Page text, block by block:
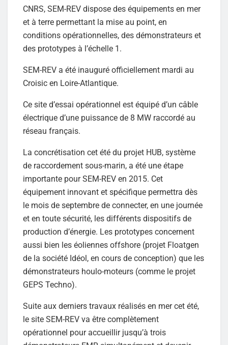
CNRS, SEM-REV dispose des équipements en mer
et à terre permettant la mise au point, en
conditions opérationnelles, des démonstrateurs et
des prototypes à l’échelle 1.
SEM-REV a été inauguré officiellement mardi au
Croisic en Loire-Atlantique.
Ce site d’essai opérationnel est équipé d’un câble
électrique d’une puissance de 8 MW raccordé au
réseau français.
La concrétisation cet été du projet HUB, système
de raccordement sous-marin, a été une étape
importante pour SEM-REV en 2015. Cet
équipement innovant et spécifique permettra dès
le mois de septembre de connecter, en une journée
et en toute sécurité, les différents dispositifs de
production d’énergie. Les prototypes concernent
aussi bien les éoliennes offshore (projet Floatgen
de la société Idéol, en cours de conception) que les
démonstrateurs houlo-moteurs (comme le projet
GEPS Techno).
Suite aux derniers travaux réalisés en mer cet été,
le site SEM-REV va être complètement
opérationnel pour accueillir jusqu’à trois